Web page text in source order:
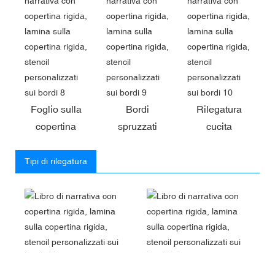
Foglio sulla
copertina
Bordi
spruzzati
Rilegatura
cucita
Tipi di rilegatura